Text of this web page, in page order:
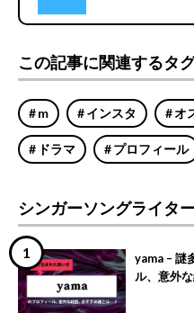
この記事に関連するタ
m インスタ オ
ドラマ プロフィール
シンガーソングライタ
yama – 謎
ル、意外